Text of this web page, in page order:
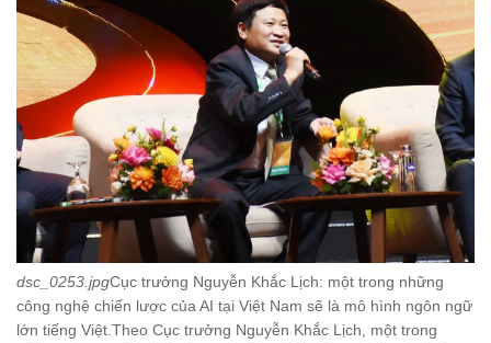
dsc_0253.jpgCục trưởng Nguyễn Khắc Lịch: một trong những
công nghệ chiến lược của AI tại Việt Nam sẽ là mô hình ngôn ngữ
lớn tiếng Việt.Theo Cục trưởng Nguyễn Khắc Lịch, một trong